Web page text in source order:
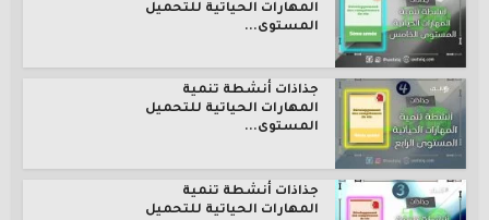
المهارات الحياتية للتحميل
المستوى...
جذاذات أنشطة تنمية
المهارات الحياتية للتحميل
المستوى...
جذاذات أنشطة تنمية
المهارات الحياتية للتحميل